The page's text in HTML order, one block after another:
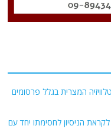
המצרית בגלל פרסומים
הניסיון לחסימתו יחד עם